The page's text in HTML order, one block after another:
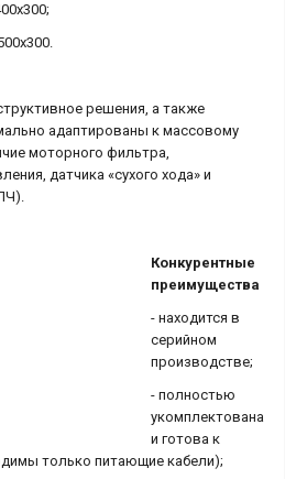
решения, а также
адаптированы к массовому
моторного фильтра,
датчика «сухого хода» и
Конкурентные
преимущества
- находится в
серийном
производстве;
- полностью
укомплектована
и готова к
только питающие кабели);